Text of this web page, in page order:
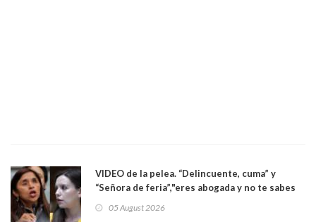
VIDEO de la pelea. “Delincuente, cuma” y
“Señora de feria”,"eres abogada y no te sabes
senadoras Camila Flores y Fabiola Campillai en
05 August 2026